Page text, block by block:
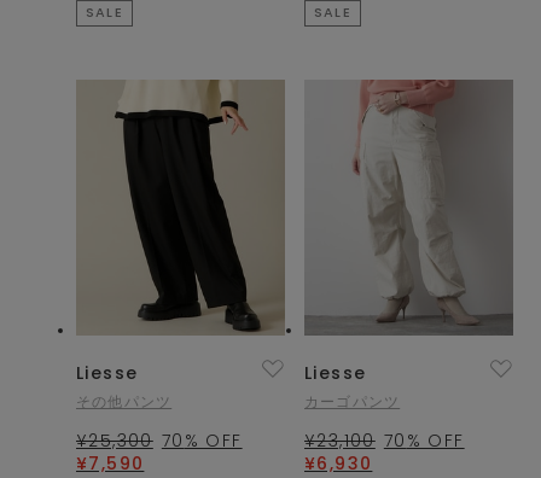
SALE SALE
Liesse
その他パンツ
¥25,300 70 % OFF
¥7,590
Liesse
カーゴパンツ
¥23,100 70 % OFF
¥6,930